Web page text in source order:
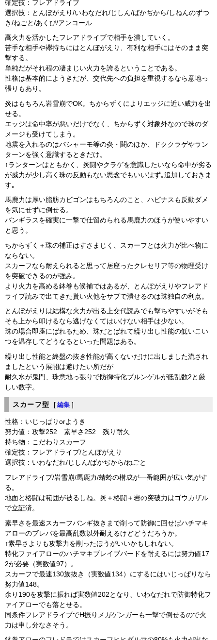
確定技：フレアドライブ
選択技：とんぼがえり/いわなだれ/じしん/ばかぢから/しねんのずつ
き/ねごと/あくび/アンコール
高火力を活かしたフレアドライブで相手を潰していく。
苦手な相手や襷持ちにはとんぼがえり、有利な相手にはそのまま突
撃する。
単純だがそれ程の凄まじい火力を誇るということである。
性格は基本的にようきだが、交代先への負担を重視するなら意地っ
張りもあり。
炎はもちろん岩雪崩でOK。ちからずくによりエッジに近い威力を出
せる。
エッジは命中率が悪いだけでなく、ちからずく対象外なので珠のダ
メージも受けてしまう。
地震を入れるのはバシャーモ等の炎・闘のほか、ドククラゲやラン
ターンを強く意識するときだけ。
↑ランターンはともかく、炎闘やクラゲを意識したいなら命中が劣る
が威力が少し高く珠の反動もない思念でもいいはず｡追加しておきま
す｡
馬鹿力は厚い脂肪カビゴンはもちろんのこと、ハピナスも反動ダメ
を気にせずに倒せる。
バンギラスを確実に一撃で仕留められる馬鹿力のほうが使いやすい
と思う。
ちからずく＋珠の補正はすさまじく、スカーフとは火力が比べ物に
ならない。
スカーフなら耐えられると思って居座ったクレセリア等の物理受け
を突破できるのが強み。
より火力を高める鉢巻も候補ではあるが、とんぼがえりやフレアド
ライブ読みで出てきた貰い火他をサブで潰せるのは珠独自の利点。
とんぼがえりは結構な火力が出る上交代読みでも撃ちやすいがそも
そも上から叩けるなら逃げなくてはいけない相手は少ない。
珠の場合即座にばれるため、珠だとばれて繰り出し性能の低いこい
つを温存してどうなるといった問題はある。
繰り出し性能と終盤の抜き性能が高くないだけに出しました流され
ましたという展開は避けたい所だが
耐久水が鬼門、珠意地っ張りで防御特化ブルンゲルが低乱数2と厳
しい数字。
スカーフ型 [ 編集 ]
性格：いじっぱりorようき
努力値：攻撃252 素早さ252 残り耐久
持ち物：こだわりスカーフ
確定技：フレアドライブ/とんぼがえり
選択技：いわなだれ/じしん/ばかぢから/ねごと
フレアドライブ/岩雪崩/馬鹿力/蜻蛉の構成が一番範囲が広い気がす
る。
地面と格闘は範囲が被るしね。炎＋格闘＋岩の突破力はゴウカザル
で立証済。
素早さを最速スカーフバンギ抜きまで削って防御に回せばハチマキ
アローのブレバを最高乱数以外耐えるけどどうだろうか。
↑素早さよりも攻撃力を削ったほうがいいかもしれない。
特化ファイアローのハチマキブレイブバードを耐えるには努力値17
2が必要（実数値97）。
スカーフで最速130族抜き（実数値134）にするにはいじっぱりなら
努力値148。
余り190を攻撃に振れば実数値202となり、いわなだれで防御特化フ
ァイアローでも落とせる。
同条件フレアドライブでH振りメガゲンガーも一撃で倒せるので火
力は申し分なさそう。